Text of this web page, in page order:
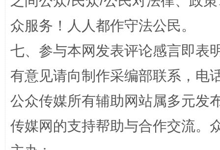
魏明
众服务！人人都作守法公民。
七、参与本网发表评论感言即表
有意见请向制作采编部联系，电
公众传媒所有辅助网站属多元发
传媒网的支持帮助与合作交流。